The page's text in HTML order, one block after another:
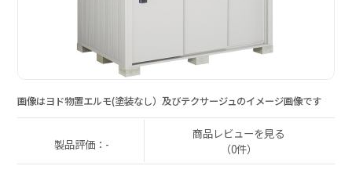
画像はヨド物置エルモ(塗装なし）及びテクサージュのイメージ画像です
製品評価：-
商品レビューを見る
（0件）